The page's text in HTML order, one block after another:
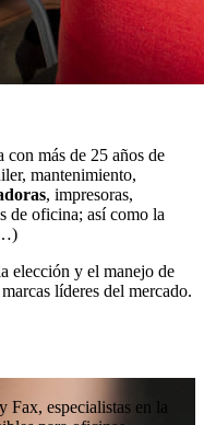
con más de 25 años de
mantenimiento,
, impresoras,
de oficina; así como la
…)
elección y el manejo de
líderes del mercado.
Fax, especialistas en la